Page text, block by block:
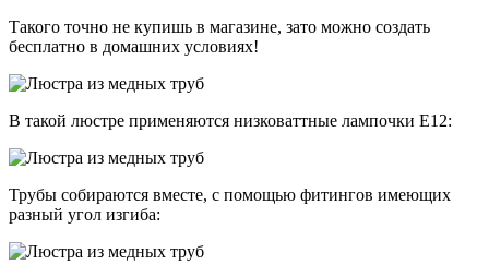
Такого точно не купишь в магазине, зато можно создать
бесплатно в домашних условиях!
В такой люстре применяются низковаттные лампочки E12:
Трубы собираются вместе, с помощью фитингов имеющих
разный угол изгиба: